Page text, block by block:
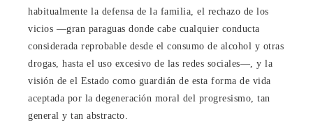
habitualmente la defensa de la familia, el rechazo de los
vicios —gran paraguas donde cabe cualquier conducta
considerada reprobable desde el consumo de alcohol y otras
drogas, hasta el uso excesivo de las redes sociales—, y la
visión de el Estado como guardián de esta forma de vida
aceptada por la degeneración moral del progresismo, tan
general y tan abstracto.